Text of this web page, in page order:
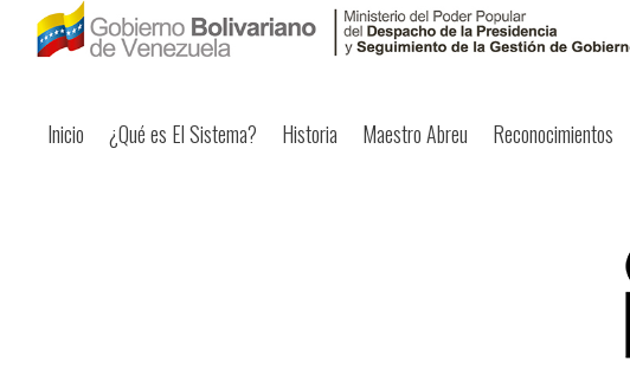
Inicio ¿Qué es El Sistema? Historia Maestro Abreu Reconocimientos